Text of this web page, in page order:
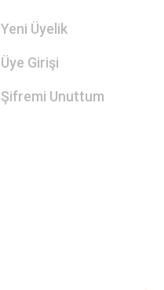
Yeni Üyelik
Üye Girişi
Şifremi Unuttum